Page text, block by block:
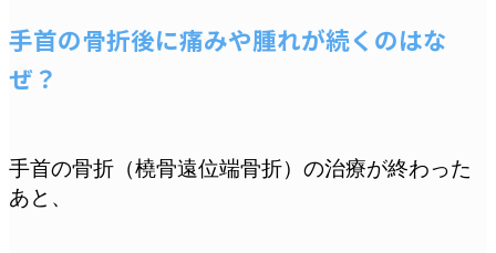
手首の骨折後に痛みや腫れが続くのはな
ぜ？
手首の骨折（橈骨遠位端骨折）の治療が終わった
あと、